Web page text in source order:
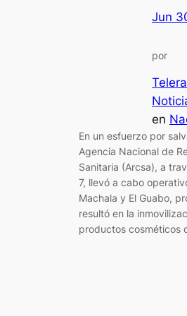
Jun
por
en
En un esfuerzo por
Agencia Nacional de
Sanitaria (Arcsa), a
7, llevó a cabo
Machala y El Guabo,
resultó en la
productos cosméticos